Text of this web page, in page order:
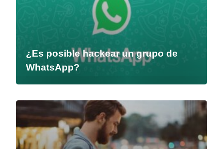
¿Es posible hackear un grupo de
WhatsApp?